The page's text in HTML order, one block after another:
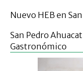
Nuevo HEB en
San Pedro
Gastronómico